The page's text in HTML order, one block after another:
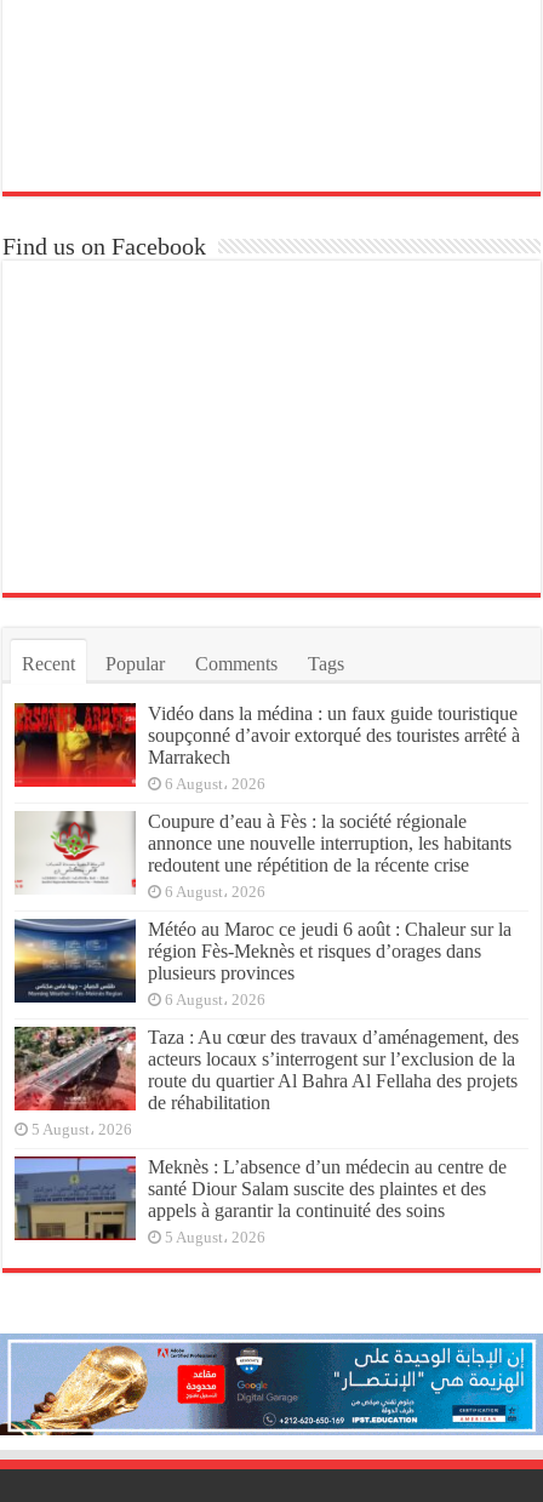
Find us on Facebook
Recent Popular Comments Tags
Vidéo dans la médina : un faux guide touristique
soupçonné d’avoir extorqué des touristes arrêté à
Marrakech
6 August، 2026
Coupure d’eau à Fès : la société régionale
annonce une nouvelle interruption, les habitants
redoutent une répétition de la récente crise
6 August، 2026
Météo au Maroc ce jeudi 6 août : Chaleur sur la
région Fès-Meknès et risques d’orages dans
plusieurs provinces
6 August، 2026
Taza : Au cœur des travaux d’aménagement, des
acteurs locaux s’interrogent sur l’exclusion de la
route du quartier Al Bahra Al Fellaha des projets
de réhabilitation
5 August، 2026
Meknès : L’absence d’un médecin au centre de
santé Diour Salam suscite des plaintes et des
appels à garantir la continuité des soins
5 August، 2026